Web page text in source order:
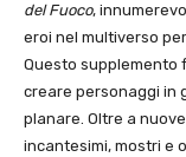
del Fuoco,
eroi nel multiverso
Questo supplemento
creare personaggi in
planare. Oltre a
incantesimi, mostri e